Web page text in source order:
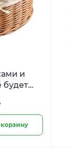
и
будет